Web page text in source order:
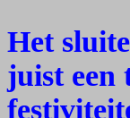
Het
juist een